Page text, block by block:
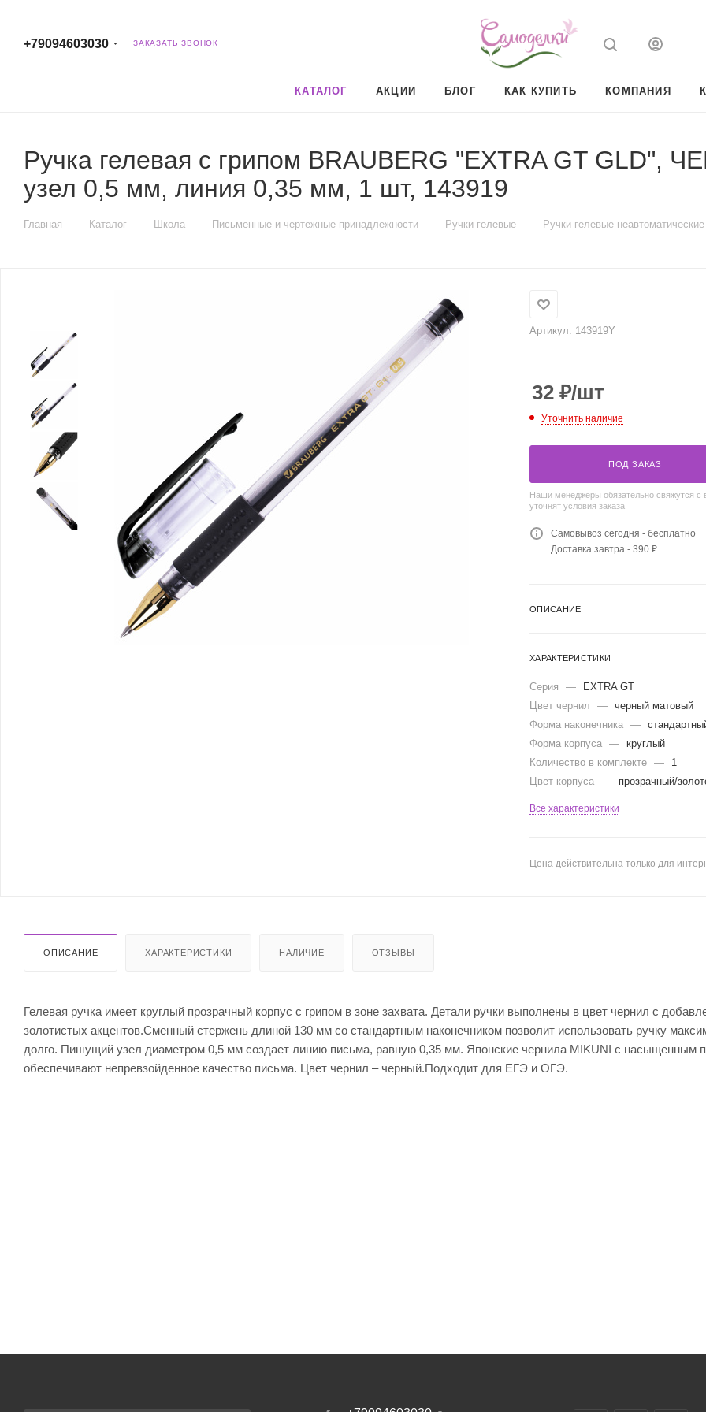
+79094603030 ЗАКАЗАТЬ ЗВОНОК
КАТАЛОГ АКЦИИ БЛОГ КАК КУПИТЬ КОМПАНИЯ
Ручка гелевая с грипом BRAUBERG "EXTRA GT GLD",
узел 0,5 мм, линия 0,35 мм, 1 шт, 143919
Главная — Каталог — Школа — Письменные и чертежные принадлежности — Ручки гелевые — Ручки гелевые неавтоматические
Артикул: 143919Y
32 ₽/шт
Уточнить наличие
ПОД ЗАКАЗ
Наши менеджеры обязательно свяжутся с
уточнят условия заказа
Самовывоз сегодня - бесплатно
Доставка завтра - 390 ₽
ОПИСАНИЕ
ХАРАКТЕРИСТИКИ
Серия —
EXTRA GT
Цвет чернил
— черный матовый
Форма наконечника —
Форма корпуса — круглый
Количество в комплекте —
1
Цвет корпуса — прозрачный/
Все характеристики
Цена действительна только для
ОПИСАНИЕ ХАРАКТЕРИСТИКИ НАЛИЧИЕ ОТЗЫВЫ
Гелевая ручка имеет круглый прозрачный корпус с грипом в зоне захвата. Детали ручки выполнены в цвет чернил с
золотистых акцентов.Сменный стержень длиной 130 мм со стандартным наконечником позволит использовать ручку
долго. Пишущий узел диаметром 0,5 мм создает линию письма, равную 0,35 мм. Японские чернила MIKUNI с насыщенным
обеспечивают непревзойденное качество письма. Цвет чернил – черный.Подходит для ЕГЭ и ОГЭ.